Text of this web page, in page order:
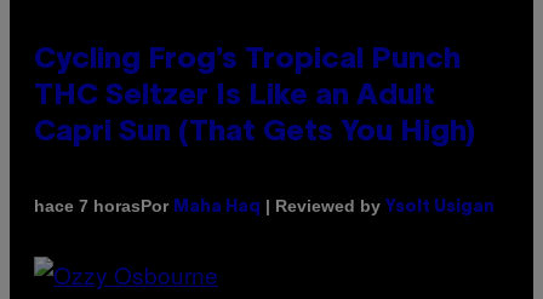
Cycling Frog’s Tropical Punch
THC Seltzer Is Like an Adult
Capri Sun (That Gets You High)
hace 7 horasPor Maha Haq | Reviewed by Ysolt Usigan